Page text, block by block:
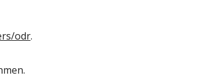
odr.